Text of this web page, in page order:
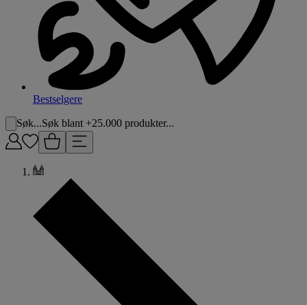
Bestselgere
Søk...Søk blant +25.000 produkter...